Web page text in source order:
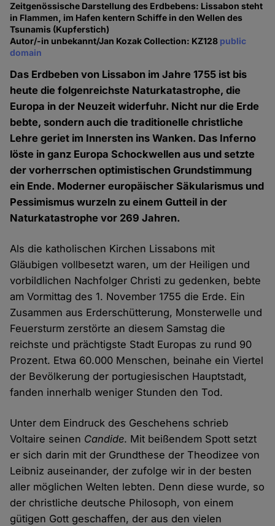
Zeitgenössische Darstellung des Erdbebens: Lissabon steht
in Flammen, im Hafen kentern Schiffe in den Wellen des
Tsunamis (Kupferstich)
Autor/-in unbekannt/Jan Kozak Collection: KZ128 public
domain
Das Erdbeben von Lissabon im Jahre 1755 ist bis
heute die folgenreichste Naturkatastrophe, die
Europa in der Neuzeit widerfuhr. Nicht nur die Erde
bebte, sondern auch die traditionelle christliche
Lehre geriet im Innersten ins Wanken. Das Inferno
löste in ganz Europa Schockwellen aus und setzte
der vorherrschen optimistischen Grundstimmung
ein Ende. Moderner europäischer Säkularismus und
Pessimismus wurzeln zu einem Gutteil in der
Naturkatastrophe vor 269 Jahren.
Als die katholischen Kirchen Lissabons mit
Gläubigen vollbesetzt waren, um der Heiligen und
vorbildlichen Nachfolger Christi zu gedenken, bebte
am Vormittag des 1. November 1755 die Erde. Ein
Zusammen aus Erderschütterung, Monsterwelle und
Feuersturm zerstörte an diesem Samstag die
reichste und prächtigste Stadt Europas zu rund 90
Prozent. Etwa 60.000 Menschen, beinahe ein Viertel
der Bevölkerung der portugiesischen Hauptstadt,
fanden innerhalb weniger Stunden den Tod.
Unter dem Eindruck des Geschehens schrieb
Voltaire seinen Candide. Mit beißendem Spott setzt
er sich darin mit der Grundthese der Theodizee von
Leibniz auseinander, der zufolge wir in der besten
aller möglichen Welten lebten. Denn diese wurde, so
der christliche deutsche Philosoph, von einem
gütigen Gott geschaffen, der aus den vielen